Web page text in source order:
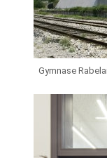
Gymnase